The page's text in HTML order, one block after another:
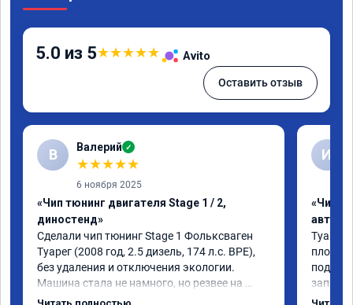
5.0 из 5★★★★★ Avito
Оставить отзыв
В Валерий ✓
★★★★★
6 ноября 2025
«Чип тюнинг двигателя Stage 1 / 2,
диностенд»
Сделали чип тюнинг Stage 1 Фольксваген
Туарег (2008 год, 2.5 дизель, 174 л.с. BPE),
без удаления и отключения экологии.
Машина стала не намного, но резвее на
низких оборотах и на скорости после 100
И
«Чип
Туарег
плохо
работы